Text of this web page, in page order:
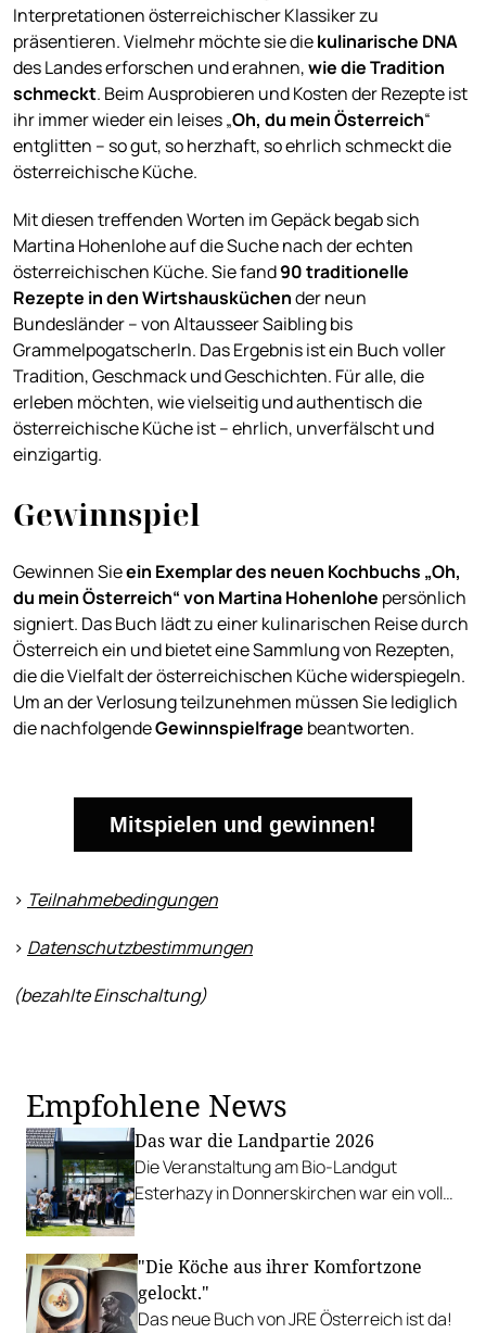
Interpretationenösterreichischer Klassiker zu
präsentieren. Vielmehr möchte sie diekulinarische DNA
des Landes erforschen und erahnen,wie die Tradition
schmeckt. Beim Ausprobieren und Kosten der Rezepte ist
ihr immer wieder ein leises „Oh, du mein Österreich“
entglitten – so gut, so herzhaft, so ehrlich schmeckt die
österreichische Küche.
Mit diesen treffenden Worten im Gepäck begab sich
Martina Hohenlohe auf die Suche nach der echten
österreichischen Küche. Sie fand90 traditionelle
Rezepte in den Wirtshausküchender neun
Bundesländer – von Altausseer Saibling bis
Grammelpogatscherln. Das Ergebnis ist ein Buch voller
Tradition, Geschmack und Geschichten. Für alle, die
erleben möchten, wie vielseitig und authentisch die
österreichische Küche ist – ehrlich, unverfälscht und
einzigartig.
Gewinnspiel
Gewinnen Sieein Exemplar des neuen Kochbuchs „Oh,
du mein Österreich“ von MartinaHohenlohe persönlich
signiert. Das Buch lädt zu einer kulinarischen Reise durch
Österreich ein und bietet eine Sammlung von Rezepten,
die die Vielfalt der österreichischen Küche widerspiegeln.
Um an der Verlosung teilzunehmen müssen Sie lediglich
die nachfolgendeGewinnspielfrage beantworten.
Mitspielen und gewinnen!
> Teilnahmebedingungen
> Datenschutzbestimmungen
(bezahlte Einschaltung)
Empfohlene News
Das war die Landpartie 2026
Die Veranstaltung am Bio-Landgut
Esterhazy in Donnerskirchen war ein voller
"Die Köche aus ihrer Komfortzone
gelockt."
Das neue Buch von JRE Österreich ist da!